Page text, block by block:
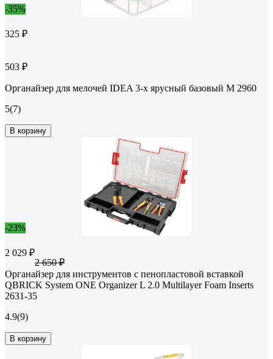
-35%
325 ₽
503 ₽
Органайзер для мелочей IDEA 3-х ярусный базовый М 2960
5(7)
В корзину
-23%
2 029 ₽
2 650 ₽
Органайзер для инструментов с пенопластовой вставкой
QBRICK System ONE Organizer L 2.0 Multilayer Foam Inserts
2631-35
4.9(9)
В корзину